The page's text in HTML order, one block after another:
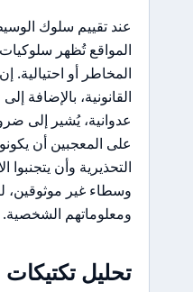
عند تقييم سلوك
المواقع تُظهر
المخاطر أو احتيالية.
القانونية، بالإضافة
عدوانية، يُشير إلى
على المعجبين أن
التحذيرية وأن
وسطاء غير موثوقين،
ومعلوماتهم الشخصية.
تحليل تكتيكات